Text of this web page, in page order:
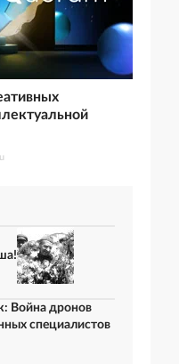
Война дронов
специалистов